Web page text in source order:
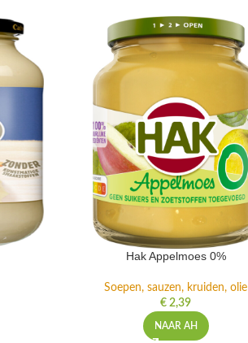
Hak Appelmoes 0%
Soepen, sauzen, kruiden, olie
€ 2,39
NAAR AH